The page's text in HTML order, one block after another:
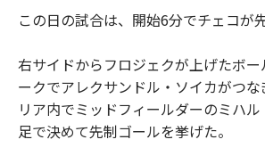
この日の試合は、開始6分でチェコが
右サイドからフロジェクが上げたボ
ークでアレクサンドル・ソイカがつ
リア内でミッドフィールダーのミハ
足で決めて先制ゴールを挙げた。